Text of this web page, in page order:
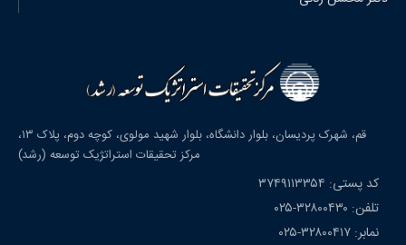
قم، شهرک پردیسان، بلوار دانشگاه، بلوار شهید مولوی، کوچه دوم، پلاک ۱۳،
مرکز تحقیقات استراتژیک توسعه (رشد)
کد پستی: ۳۷۴۹۱۱۳۳۵۴
تلفن: ۳۲۸۰۰۴۳۰-۰۲۵
نمابر: ۳۲۸۰۰۴۱۷-۰۲۵